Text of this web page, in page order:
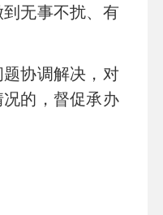
无事不扰、有
协调解决，对
的，督促承办